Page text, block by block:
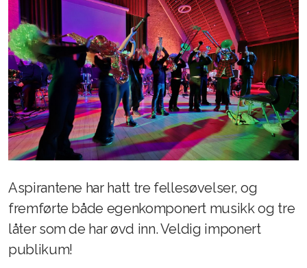
Aspirantene har hatt tre fellesøvelser, og
fremførte både egenkomponert musikk og tre
låter som de har øvd inn. Veldig imponert
publikum!